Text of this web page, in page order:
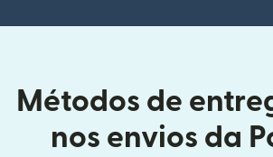
Métodos de
nos envios da